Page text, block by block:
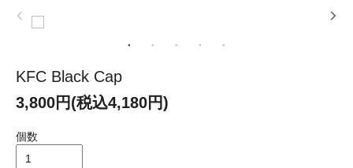
KFC Black Cap
3,800円(税込4,180円)
個数